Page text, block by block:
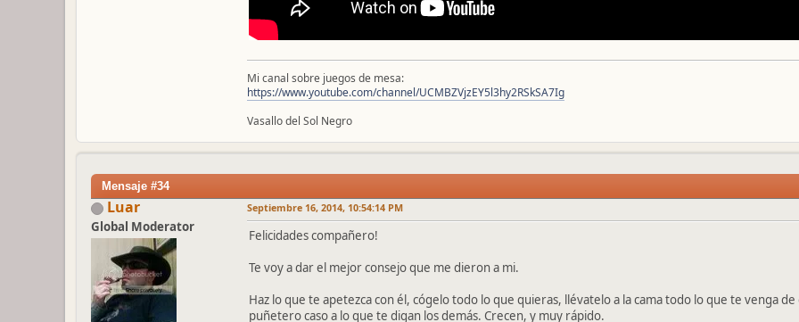
Mi canal sobre juegos de mesa:
https://www.youtube.com/channel/UCMBZVjzEY5l3hy2RSkSA7Ig
Vasallo del Sol Negro
Mensaje #34
Luar
Global Moderator
Septiembre 16, 2014, 10:54:14 PM
Felicidades compañero!
Te voy a dar el mejor consejo que me dieron a mi.
Haz lo que te apetezca con él, cógelo todo lo que quieras, llévatelo a la cama todo lo que te venga
puñetero caso a lo que te digan los demás. Crecen, y muy rápido.